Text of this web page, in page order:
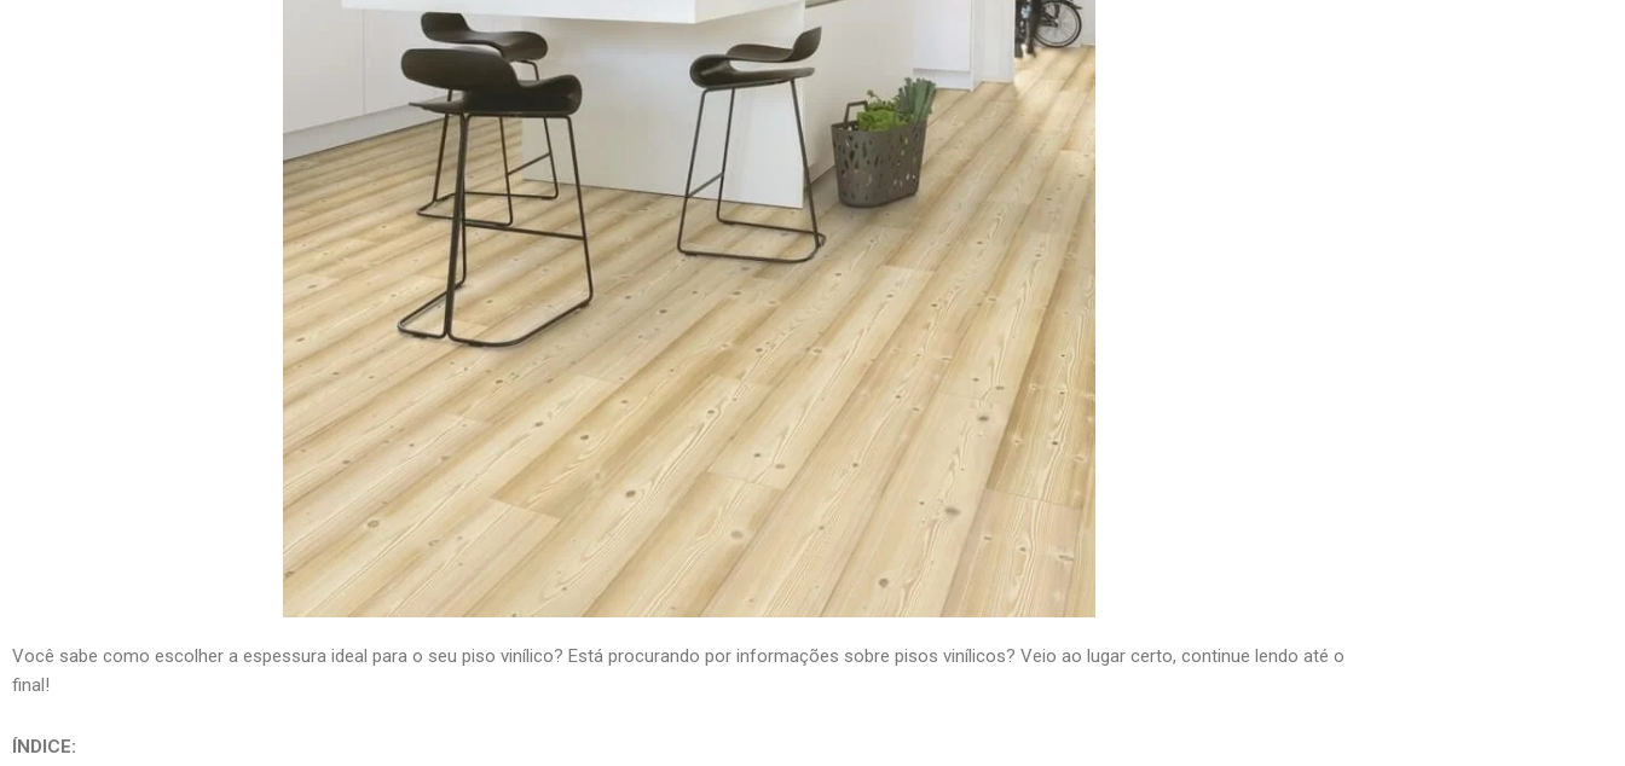
Você sabe como escolher a espessura ideal para o seu piso vinílico? Está procurando por informações sobre pisos vinílicos? Veio ao lugar certo, continue lendo até o
final!
ÍNDICE: